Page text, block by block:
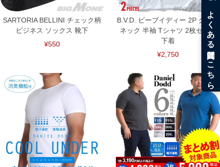
SARTORIA BELLINI チェック柄
ビジネス ソックス 靴下
¥550
B.V.D. ビーブイディー 2P クルー
ネック 半袖 Tシャツ 2枚セット
下着
¥2,750